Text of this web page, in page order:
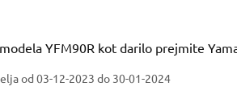
YFM90R kot darilo prejmite
od 03-12-2023 do 30-01-2024